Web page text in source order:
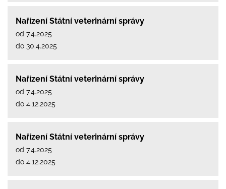
Nařízení Státní veterinární správy
od 7.4.2025
do 30.4.2025
Nařízení Státní veterinární správy
od 7.4.2025
do 4.12.2025
Nařízení Státní veterinární správy
od 7.4.2025
do 4.12.2025